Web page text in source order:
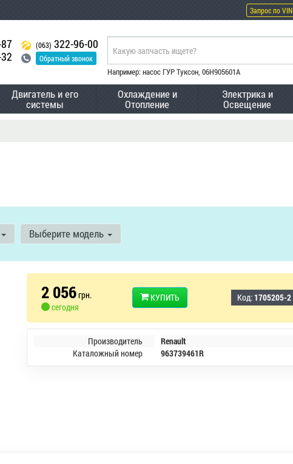
Запрос по VIN
(063) 322-96-00
Обратный звонок
Например: насос ГУР Туксон, 06H905601A
Двигатель и его
системы
Охлаждение и
Отопление
Электрика и
Освещение
Выберите модель
2 056грн.
сегодня
КУПИТЬ Код: 1705205-2
Производитель
Renault
Каталожный номер
963739461R